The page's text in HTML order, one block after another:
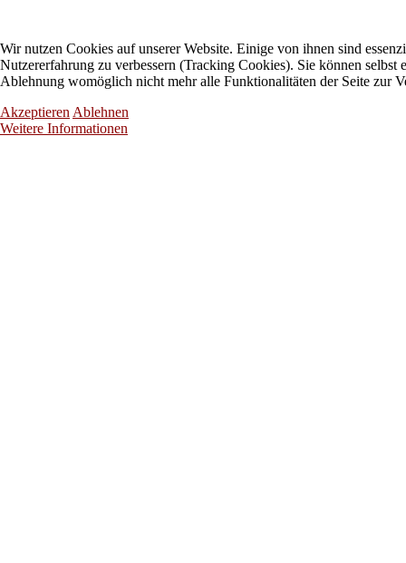
Wir nutzen Cookies auf unserer Website. Einige von ihnen sind
Nutzererfahrung zu verbessern (Tracking Cookies). Sie können selbst
Ablehnung womöglich nicht mehr alle Funktionalitäten der Seite zur
Akzeptieren Ablehnen
Weitere Informationen